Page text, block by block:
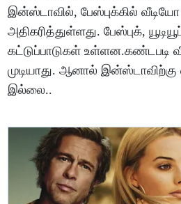
இன்ஸ்டாவில், பேஸ்புக்கில்
அதிகரித்துள்ளது. பேஸ்புக்,
கட்டுப்பாடுகள் உள்ளன.கண்டபடி
முடியாது. ஆனால் இன்ஸ்டாவிற்கு
இல்லை..